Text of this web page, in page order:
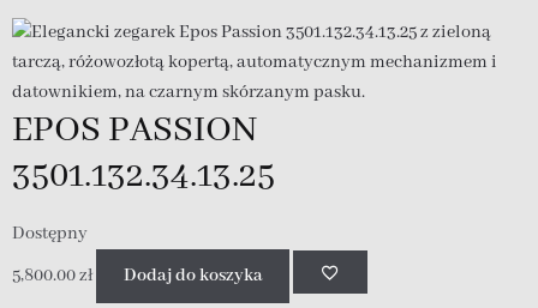
EPOS PASSION
3501.132.34.13.25
Dostępny
5,800.00zł Dodaj do koszyka